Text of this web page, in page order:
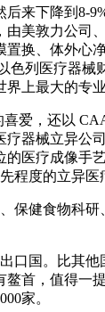
下降到8-
美敦力公司
换、体外心
列医疗器
上最大的专
，还以
器械立异
医疗成像手
程度的立异医
健食物科研
国。比其他
，值得一
家。